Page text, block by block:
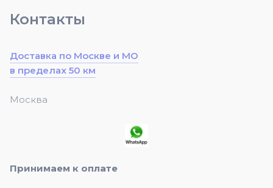
Контакты
Доставка по Москве и МО
в пределах 50 км
Москва
Принимаем к оплате